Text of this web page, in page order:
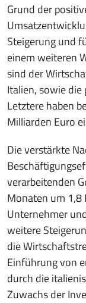
Grund der
Steigerung und
einem weiteren
sind der
Italien, sowie
Letztere haben
Milliarden Euro
Die verstärkte
verarbeitenden
Monaten um 1,8
Unternehmer
weitere
die
Einführung von
durch die
Zuwachs der